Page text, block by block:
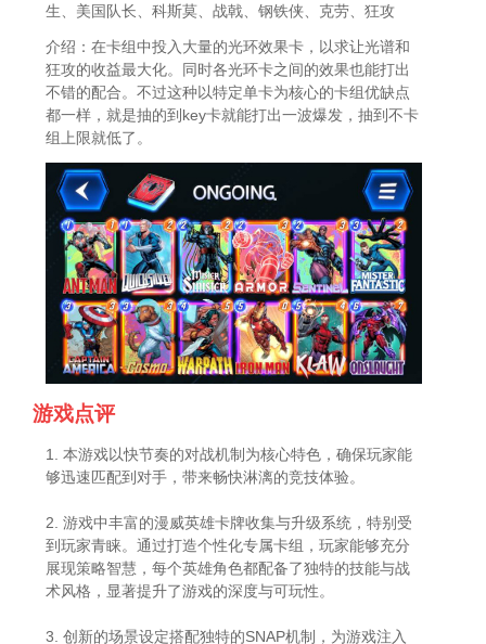
生、美国队长、科斯莫、战戟、钢铁侠、克劳、狂攻
介绍：在卡组中投入大量的光环效果卡，以求让光谱和
狂攻的收益最大化。同时各光环卡之间的效果也能打出
不错的配合。不过这种以特定单卡为核心的卡组优缺点
都一样，就是抽的到key卡就能打出一波爆发，抽到不卡
组上限就低了。
游戏点评
1. 本游戏以快节奏的对战机制为核心特色，确保玩家能
够迅速匹配到对手，带来畅快淋漓的竞技体验。
2. 游戏中丰富的漫威英雄卡牌收集与升级系统，特别受
到玩家青睐。通过打造个性化专属卡组，玩家能够充分
展现策略智慧，每个英雄角色都配备了独特的技能与战
术风格，显著提升了游戏的深度与可玩性。
3. 创新的场景设定搭配独特的SNAP机制，为游戏注入